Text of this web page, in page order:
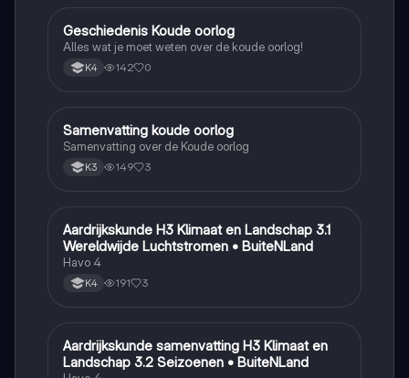
Geschiedenis
Geschiedenis Koude oorlog
Alles wat je moet weten over de koude oorlog!
K4 142 0
Geschiedenis
Samenvatting koude oorlog
Samenvatting over de Koude oorlog
K3 149 3
Aardrijkskunde
Aardrijkskunde H3 Klimaat en Landschap 3.1
Wereldwijde Luchtstromen • BuiteNLand
Havo 4
K4 191 3
Aardrijkskunde
Aardrijkskunde samenvatting H3 Klimaat en
Landschap 3.2 Seizoenen • BuiteNLand